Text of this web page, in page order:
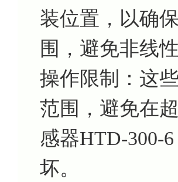
装位置，以确
围，避免非线性
操作限制：这
范围，避免在
感器HTD-300-
坏。